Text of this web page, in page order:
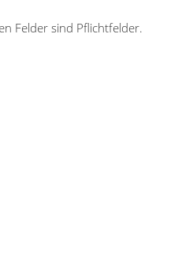
Felder sind Pflichtfelder.